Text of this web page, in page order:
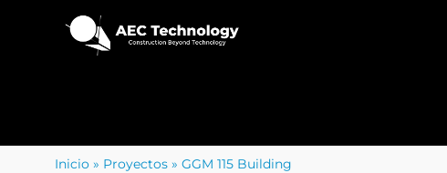
Inicio » Proyectos » GGM 115 Building